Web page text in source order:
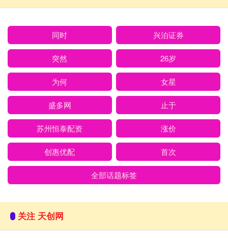
同时 兴泊证券
突然 26岁
为何 女星
盛多网 止于
苏州恒泰配资 涨价
创惠优配 首次
全部话题标签
关注 天创网